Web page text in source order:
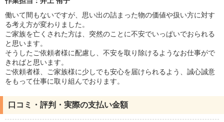
働いて間もないですが、思い出の詰まった物の価値や扱い方に対す
る考え方が変わりました。
ご家族を亡くされた方は、突然のことに不安でいっぱいでおられる
と思います。
そうしたご依頼者様に配慮し、不安を取り除けるようなお仕事がで
きればと思います。
ご依頼者様、ご家族様に少しでも安心を届けられるよう、誠心誠意
をもって仕事に取り組んでおります。
口コミ・評判・実際の支払い金額